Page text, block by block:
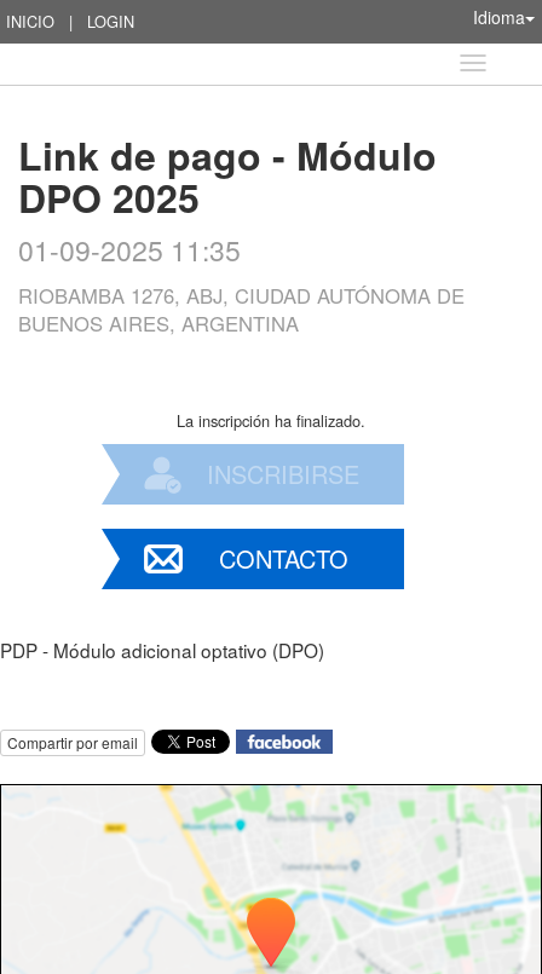
INICIO | LOGIN Idioma
Idioma
Link de pago - Módulo
DPO 2025
01-09-2025 11:35
RIOBAMBA 1276, ABJ, CIUDAD AUTÓNOMA DE
BUENOS AIRES, ARGENTINA
La inscripción ha finalizado.
INSCRIBIRSE
CONTACTO
PDP - Módulo adicional optativo (DPO)
Compartir por email